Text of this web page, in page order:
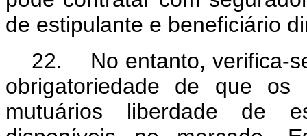
de estipulante e beneficiário
22. No entanto, verifica-
obrigatoriedade de que os
mutuários liberdade de